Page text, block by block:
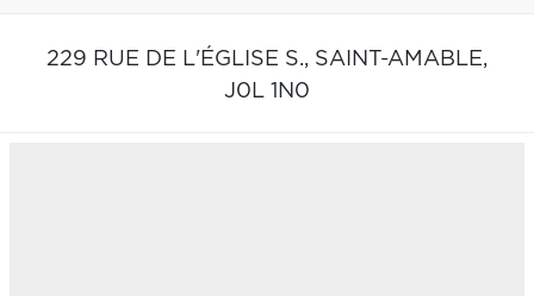
229 RUE DE L'ÉGLISE S., SAINT-AMABLE,
J0L 1N0